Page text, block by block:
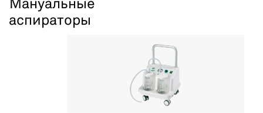
Мануальные
аспираторы